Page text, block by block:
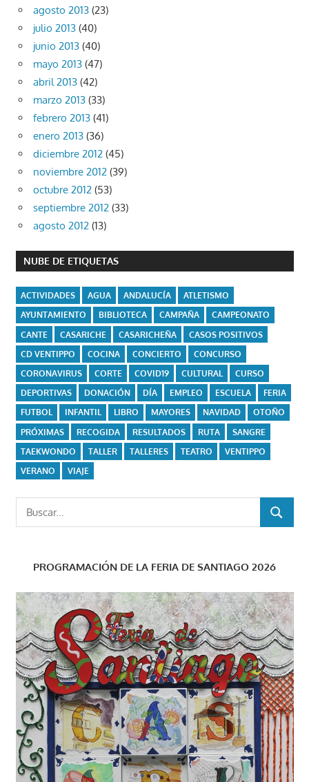
agosto 2013 (23)
julio 2013 (40)
junio 2013 (40)
mayo 2013 (47)
abril 2013 (42)
marzo 2013 (33)
febrero 2013 (41)
enero 2013 (36)
diciembre 2012 (45)
noviembre 2012 (39)
octubre 2012 (53)
septiembre 2012 (33)
agosto 2012 (13)
NUBE DE ETIQUETAS
ACTIVIDADES AGUA ANDALUCÍA
ATLETISMO
AYUNTAMIENTO
BIBLIOTECA CAMPAÑA
CAMPEONATO
CANTE
CASARICHE CASARICHEÑA
CASOS POSITIVOS
CD VENTIPPO
COCINA CONCIERTO
CONCURSO
CORONAVIRUS
CORTE COVID19 CULTURAL
CURSO
DEPORTIVAS
DONACIÓN DÍA EMPLEO ESCUELA
FERIA
FUTBOL
INFANTIL LIBRO MAYORES NAVIDAD
OTOÑO
PRÓXIMAS
RECOGIDA RESULTADOS RUTA
SANGRE
TAEKWONDO
TALLER TALLERES TEATRO
VENTIPPO
VERANO
VIAJE
Buscar:
BUSCAR
PROGRAMACIÓN DE LA FERIA DE SANTIAGO 2026